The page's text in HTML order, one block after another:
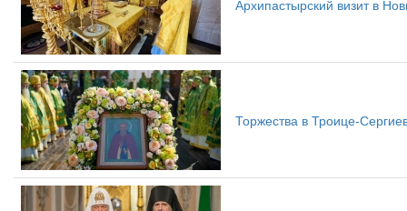
Архипастырский визит в
Торжества в Троице-